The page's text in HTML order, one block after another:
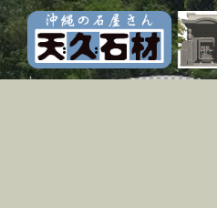
Skip
to
content